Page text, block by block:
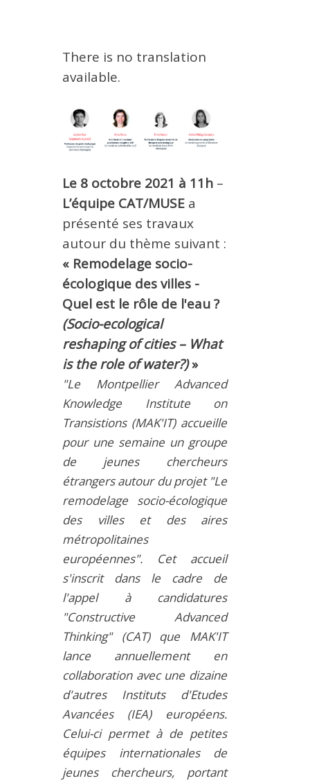
DOCTORAL TRAINING
THESES IN PROGRESS
PRODUCTION
METHODS AND TOOLS
PUBLICATIONS SUR HAL
THEMATIC NOTES
FOR THE PUBLIC
There is no translation
available.
Le 8 octobre 2021 à 11h –
L’équipe CAT/MUSE a
présenté ses travaux
autour du thème suivant :
« Remodelage socio-
écologique des villes -
Quel est le rôle de l'eau ?
(Socio-ecological
reshaping of cities – What
is the role of water?)»
"Le Montpellier Advanced
Knowledge Institute on
Transistions (MAK'IT) accueille
pour une semaine un groupe
de jeunes chercheurs
étrangers autour du projet "Le
remodelage socio-écologique
des villes et des aires
métropolitaines
européennes". Cet accueil
s'inscrit dans le cadre de
l'appel à candidatures
"Constructive Advanced
Thinking" (CAT) que MAK'IT
lance annuellement en
collaboration avec une dizaine
d'autres Instituts d'Etudes
Avancées (IEA) européens.
Celui-ci permet à de petites
équipes internationales de
jeunes chercheurs, portant